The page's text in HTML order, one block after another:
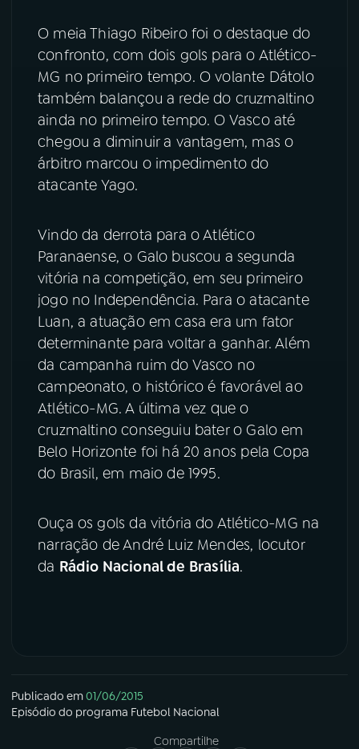
08FESTIVAL DE MÚSICA
ACOMPANHE A RÁDIO NACIONAL
YouTube Facebook
Instagram
O meia Thiago Ribeiro foi o destaque do
confronto, com dois gols para o Atlético-
MG no primeiro tempo. O volante Dátolo
também balançou a rede do cruzmaltino
ainda no primeiro tempo. O Vasco até
chegou a diminuir a vantagem, mas o
árbitro marcou o impedimento do
atacante Yago.
Vindo da derrota para o Atlético
Paranaense, o Galo buscou a segunda
vitória na competição, em seu primeiro
jogo no Independência. Para o atacante
Luan, a atuação em casa era um fator
determinante para voltar a ganhar. Além
da campanha ruim do Vasco no
campeonato, o histórico é favorável ao
Atlético-MG. A última vez que o
cruzmaltino conseguiu bater o Galo em
Belo Horizonte foi há 20 anos pela Copa
do Brasil, em maio de 1995.
Ouça os gols da vitória do Atlético-MG na
narração de André Luiz Mendes, locutor
da Rádio Nacional de Brasília.
Publicado em01/06/2015
Episódio do programa Futebol Nacional
Compartilhe